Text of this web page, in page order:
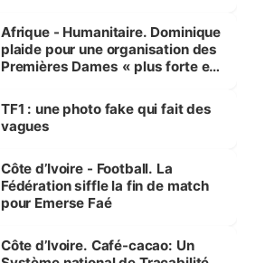
Afrique - Humanitaire. Dominique
plaide pour une organisation des
Premières Dames « plus forte et
sur la scène internationale »
TF1 : une photo fake qui fait des
vagues
Côte d’Ivoire - Football. La
Fédération siffle la fin de match
pour Emerse Faé
Côte d’Ivoire. Café-cacao: Un